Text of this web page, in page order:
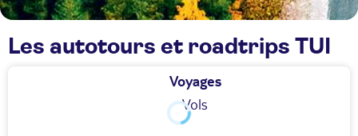
Les autotours et roadtrips TUI
Voyages
Vols